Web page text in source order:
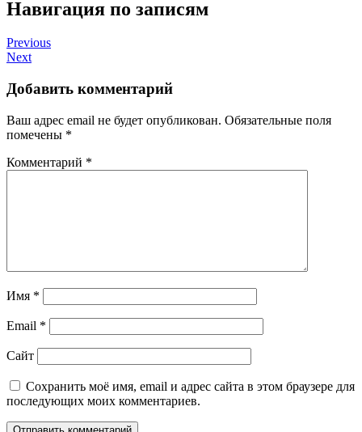
Навигация по записям
Previous
Next
Добавить комментарий
Ваш адрес email не будет опубликован. Обязательные поля
помечены *
Комментарий *
Имя *
Email *
Сайт
Сохранить моё имя, email и адрес сайта в этом браузере для
последующих моих комментариев.